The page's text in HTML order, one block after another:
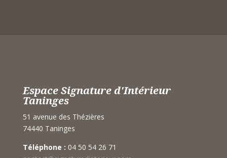
Espace Signature d'Intérieur
Taninges
51 avenue des Thézières
74440 Taninges
Téléphone : 04 50 54 26 71